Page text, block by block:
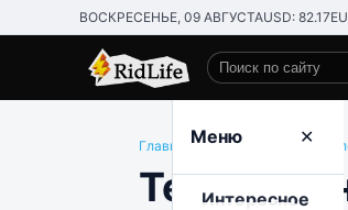
ВОСКРЕСЕНЬЕ, 09 АВГУСТАUSD: 82.17
Поиск по сайту
Меню ✕
Интересное
Главная/Интересное Кино и
Тест: